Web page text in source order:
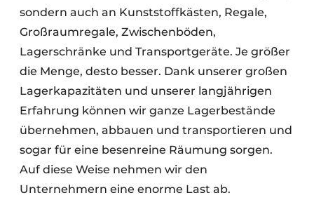
sondern auch an Kunststoffkästen, Regale,
Großraumregale, Zwischenböden,
Lagerschränke und Transportgeräte. Je größer
die Menge, desto besser. Dank unserer großen
Lagerkapazitäten und unserer langjährigen
Erfahrung können wir ganze Lagerbestände
übernehmen, abbauen und transportieren und
sogar für eine besenreine Räumung sorgen.
Auf diese Weise nehmen wir den
Unternehmern eine enorme Last ab.